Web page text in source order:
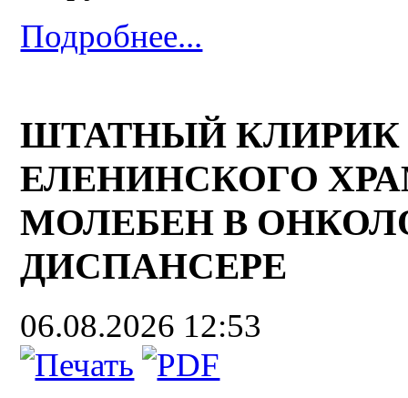
Подробнее...
ШТАТНЫЙ КЛИРИК
ЕЛЕНИНСКОГО
МОЛЕБЕН В
ДИСПАНСЕРЕ
06.08.2026 12:53